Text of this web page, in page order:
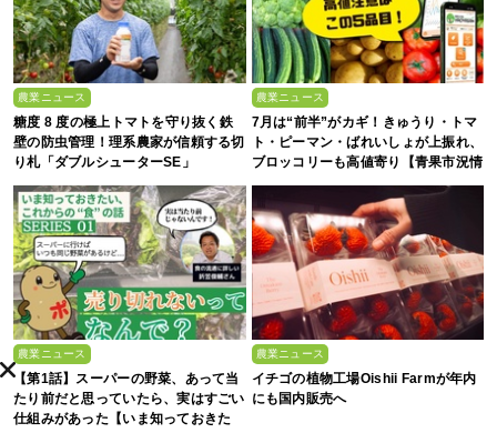
農業ニュース
糖度 8 度の極上トマトを守り抜く鉄
壁の防虫管理！理系農家が信頼する切
り札「ダブルシューターSE」
農業ニュース
7月は“前半”がカギ！きゅうり・トマ
ト・ピーマン・ばれいしょが上振れ、
ブロッコリーも高値寄り【青果市況情
農業ニュース
【第1話】スーパーの野菜、あって当
たり前だと思っていたら、実はすごい
仕組みがあった【いま知っておきた
農業ニュース
イチゴの植物工場Oishii Farmが年内
にも国内販売へ